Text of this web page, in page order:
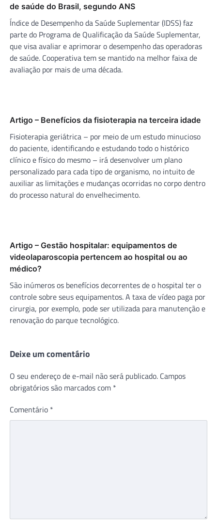
de saúde do Brasil, segundo ANS
Índice de Desempenho da Saúde Suplementar (IDSS) faz
parte do Programa de Qualificação da Saúde Suplementar,
que visa avaliar e aprimorar o desempenho das operadoras
de saúde. Cooperativa tem se mantido na melhor faixa de
avaliação por mais de uma década.
Artigo – Benefícios da fisioterapia na terceira idade
Fisioterapia geriátrica – por meio de um estudo minucioso
do paciente, identificando e estudando todo o histórico
clínico e físico do mesmo – irá desenvolver um plano
personalizado para cada tipo de organismo, no intuito de
auxiliar as limitações e mudanças ocorridas no corpo dentro
do processo natural do envelhecimento.
Artigo – Gestão hospitalar: equipamentos de
videolaparoscopia pertencem ao hospital ou ao
médico?
São inúmeros os benefícios decorrentes de o hospital ter o
controle sobre seus equipamentos. A taxa de vídeo paga por
cirurgia, por exemplo, pode ser utilizada para manutenção e
renovação do parque tecnológico.
Deixe um comentário
O seu endereço de e-mail não será publicado. Campos
obrigatórios são marcados com *
Comentário *